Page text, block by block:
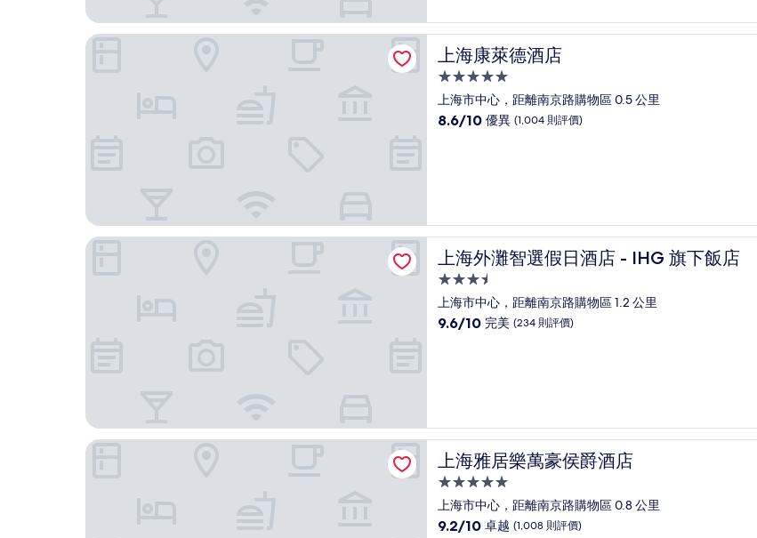
優
異，
(651
則
評
價)
篇
上海康萊德酒店
上海康萊德酒店
5.0
星
級
上海市中心，距離南京路購物區 0.5 公里
8.6
優
異，
(1,004
則
評
價)
篇
8.6/10 優異 (1,004 則評價)
上海康萊德酒店
上海外灘智選假日酒店 - IHG 旗下飯店
上海外灘智選假日酒店 - IHG 旗下飯店
3.5
星
級
上海市中心，距離南京路購物區 1.2 公里
9.6
完
美，
(234
則
評
價)
篇
9.6/10 完美 (234 則評價)
上海外灘智選假日酒店 - IHG 旗下飯店
上海雅居樂萬豪侯爵酒店
上海雅居樂萬豪侯爵酒店
5.0
星
級
上海市中心，距離南京路購物區 0.8 公里
9.2
9.2/10 卓越 (1,008 則評價)
上海雅居樂萬豪侯爵酒店